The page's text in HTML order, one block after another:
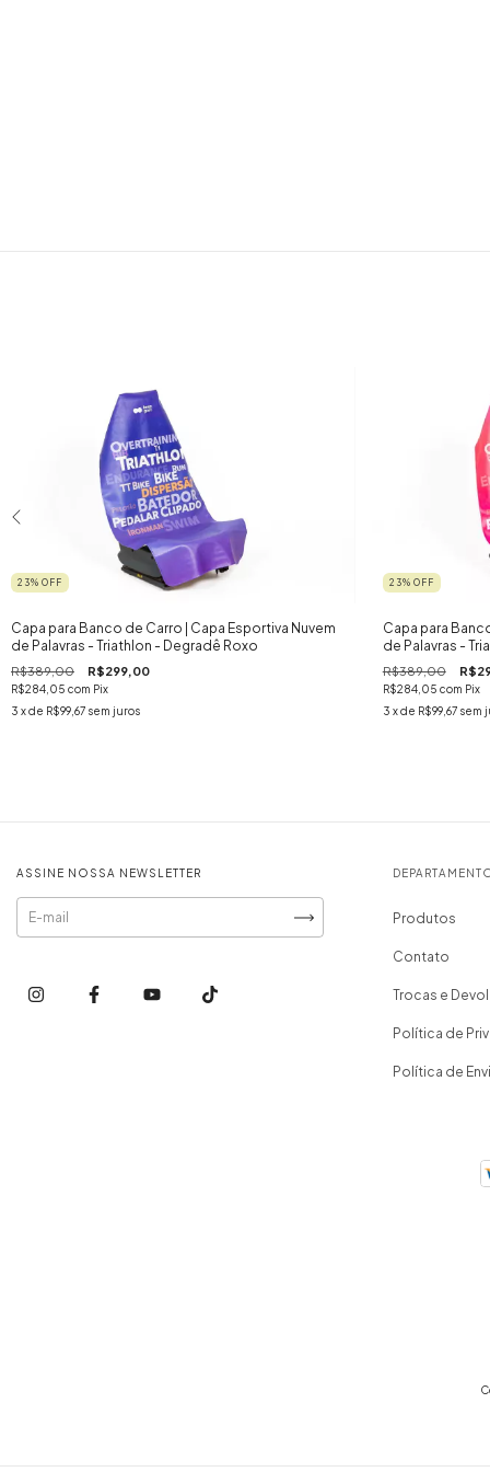
23% OFF
Capa para Banco de Carro | Capa Esportiva Nuvem
de Palavras - Triathlon - Degradê Roxo
R$389,00 R$299,00
R$284,05 com Pix
3 x de R$99,67 sem juros
23% OFF
Capa para
de Palavras -
R$389,00
R$284,05 com Pix
3 x de R$99,67 sem
ASSINE NOSSA NEWSLETTER
Produtos
Contato
Trocas e
Política de
Política de